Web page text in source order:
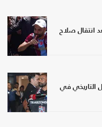
انتقال صلاح
التاريخي في